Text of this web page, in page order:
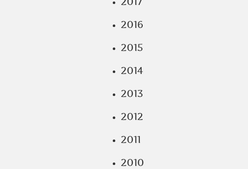
2016
2015
2014
2013
2012
2011
2010